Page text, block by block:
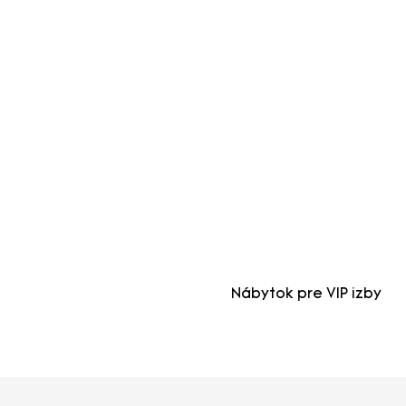
Nábytok pre VIP izby